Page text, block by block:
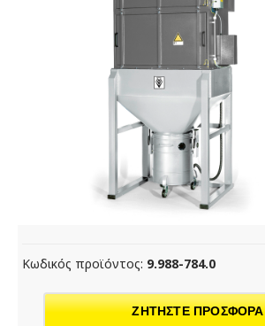
Κωδικός προϊόντος: 9.988-784.0
ΖΗΤΗΣΤΕ ΠΡΟΣΦΟΡΑ